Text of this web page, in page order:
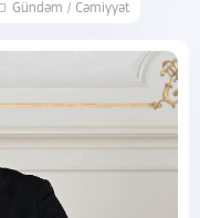
Gündəm / Cəmiyyət